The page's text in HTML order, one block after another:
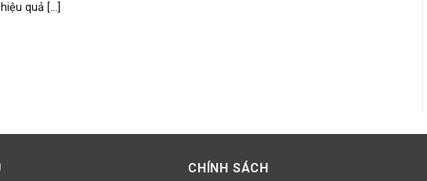
hiệu quả [...]
CHÍNH SÁCH